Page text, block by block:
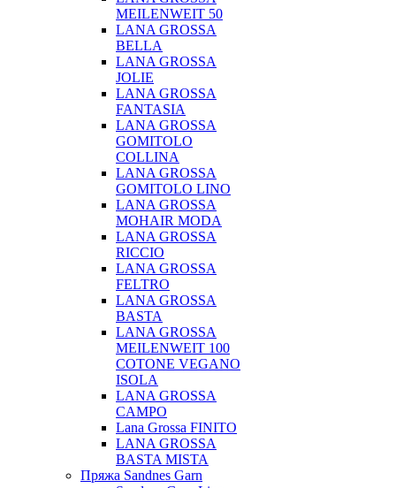
MEILENWEIT 50
LANA GROSSA
BELLA
LANA GROSSA
JOLIE
LANA GROSSA
FANTASIA
LANA GROSSA
GOMITOLO
COLLINA
LANA GROSSA
GOMITOLO LINO
LANA GROSSA
MOHAIR MODA
LANA GROSSA
RICCIO
LANA GROSSA
FELTRO
LANA GROSSA
BASTA
LANA GROSSA
MEILENWEIT 100
COTONE VEGANO
ISOLA
LANA GROSSA
CAMPO
Lana Grossa FINITO
LANA GROSSA
BASTA MISTA
Пряжа Sandnes Garn